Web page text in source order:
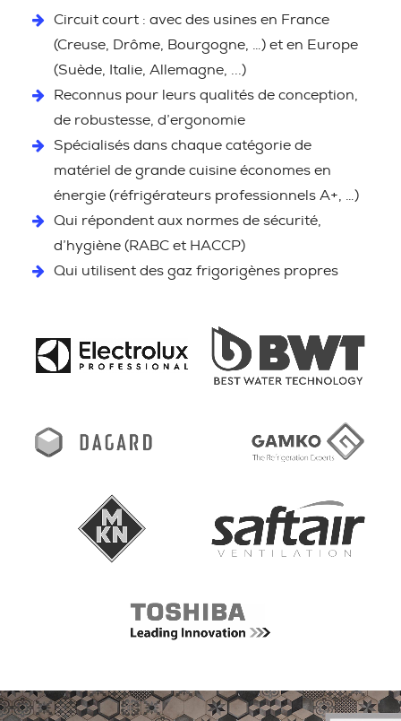
Circuit court : avec des usines en France
(Creuse, Drôme, Bourgogne, …) et en Europe
(Suède, Italie, Allemagne, ...)
Reconnus pour leurs qualités de conception,
de robustesse, d’ergonomie
Spécialisés dans chaque catégorie de
matériel de grande cuisine économes en
énergie (réfrigérateurs professionnels A+, …)
Qui répondent aux normes de sécurité,
d’hygiène (RABC et HACCP)
Qui utilisent des gaz frigorigènes propres